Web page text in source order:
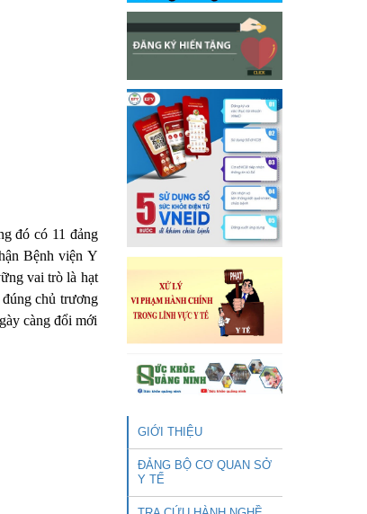
đó có 11 đảng
Bệnh viện Y
vai trò là hạt
chủ trương
càng đổi mới
GIỚI THIỆU
ĐẢNG BỘ CƠ QUAN SỞ
Y TẾ